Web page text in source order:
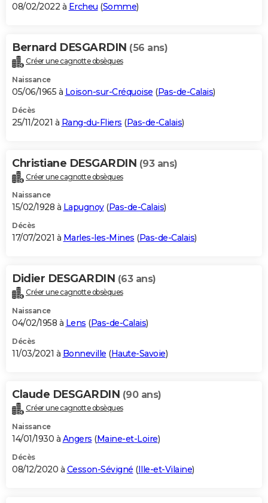
08/02/2022 à Ercheu (Somme)
Bernard DESGARDIN (56 ans)
Créer une cagnotte obsèques
Naissance
05/06/1965 à Loison-sur-Créquoise (Pas-de-Calais)
Décès
25/11/2021 à Rang-du-Fliers (Pas-de-Calais)
Christiane DESGARDIN (93 ans)
Créer une cagnotte obsèques
Naissance
15/02/1928 à Lapugnoy(Pas-de-Calais)
Décès
17/07/2021 à Marles-les-Mines (Pas-de-Calais)
Didier DESGARDIN (63 ans)
Créer une cagnotte obsèques
Naissance
04/02/1958 à Lens (Pas-de-Calais)
Décès
11/03/2021 à Bonneville (Haute-Savoie)
Claude DESGARDIN (90 ans)
Créer une cagnotte obsèques
Naissance
14/01/1930 à Angers (Maine-et-Loire)
Décès
08/12/2020 à Cesson-Sévigné (Ille-et-Vilaine)